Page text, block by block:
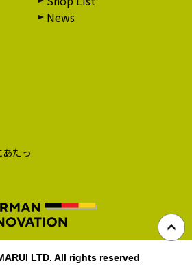
News
たっ
LTD. All rights reserved